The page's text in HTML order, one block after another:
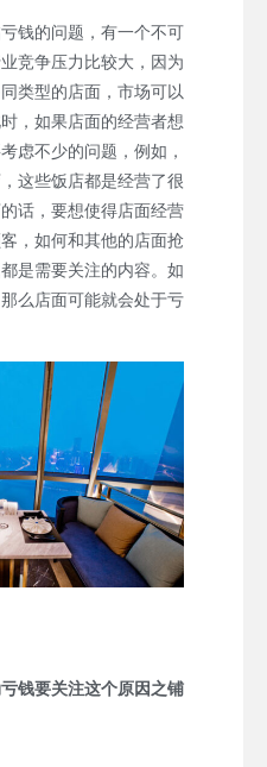
钱的问题，有一个不可
竞争压力比较大，因为
类型的店面，市场可以
，如果店面的经营者想
虑不少的问题，例如，
这些饭店都是经营了很
话，要想使得店面经营
，如何和其他的店面抢
是需要关注的内容。如
么店面可能就会处于亏
钱要关注这个原因之铺